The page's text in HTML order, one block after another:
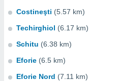
Costineşti (5.57 km)
Techirghiol (6.17 km)
Schitu (6.38 km)
Eforie (6.5 km)
Eforie Nord (7.11 km)